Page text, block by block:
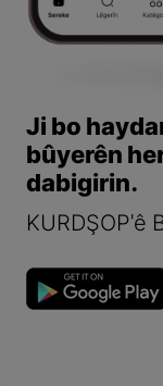
Ji bo
bûyerên
dabigirin.
KURDŞOP'ê